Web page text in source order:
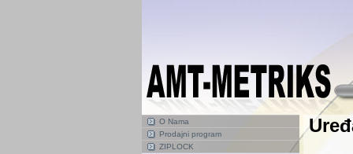
O Nama
Prodajni program
ZIPLOCK